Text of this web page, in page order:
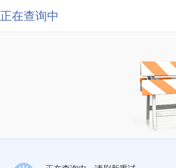
正在查询中